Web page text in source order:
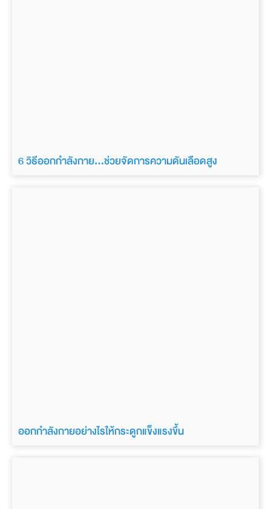
6 วิธีออกกำลังกาย…ช่วยจัดการความดันเลือดสูง
ออกกำลังกายอย่างไรให้กระดูกแข็งแรงขึ้น